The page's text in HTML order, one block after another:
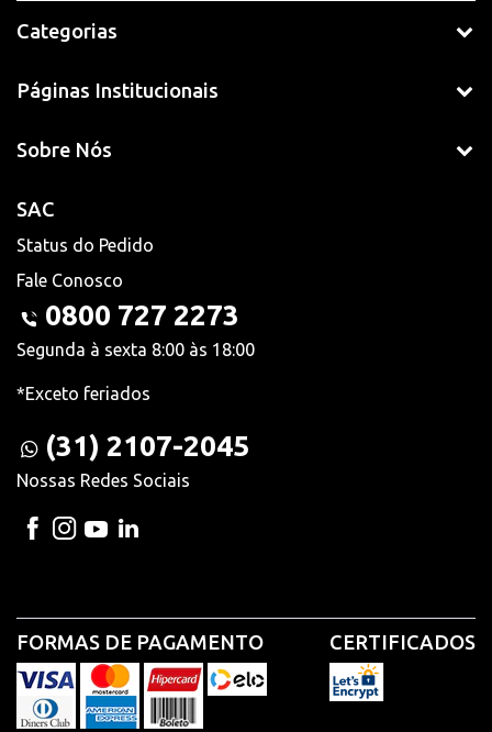
Categorias
Páginas Institucionais
Sobre Nós
SAC
Status do Pedido
Fale Conosco
0800 727 2273
Segunda à sexta 8:00 às 18:00
*Exceto feriados
(31) 2107-2045
Nossas Redes Sociais
FORMAS DE PAGAMENTO CERTIFICADOS